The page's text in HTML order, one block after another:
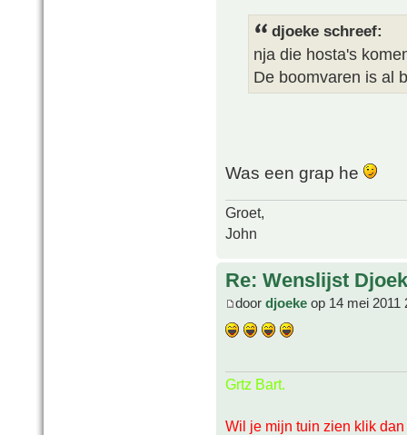
djoeke schreef:
nja die hosta's
De boomvaren is al
Was een grap he
Groet,
John
Re: Wenslijst
door djoeke op 14 mei 2011
Grtz Bart.
Wil je mijn tuin zien klik dan